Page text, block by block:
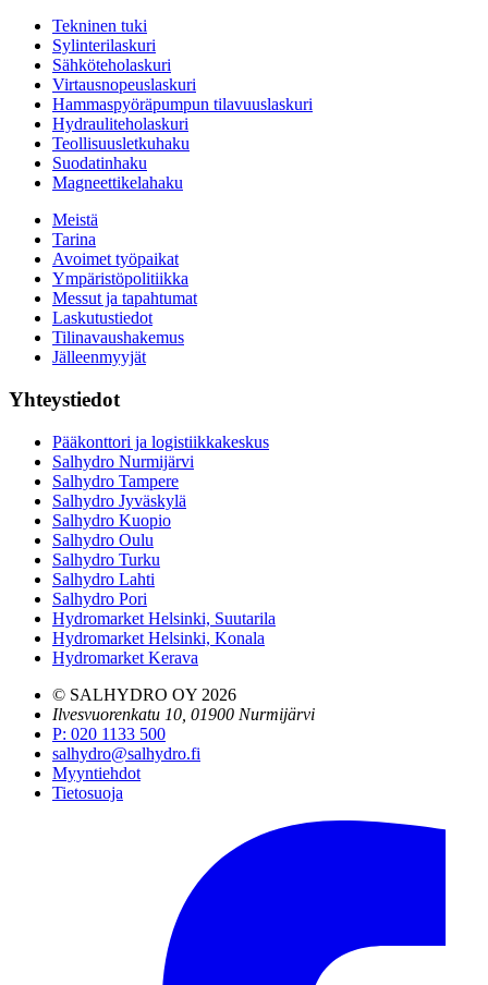
Tekninen tuki
Sylinterilaskuri
Sähköteholaskuri
Virtausnopeuslaskuri
Hammaspyöräpumpun tilavuuslaskuri
Hydrauliteholaskuri
Teollisuusletkuhaku
Suodatinhaku
Magneettikelahaku
Meistä
Tarina
Avoimet työpaikat
Ympäristöpolitiikka
Messut ja tapahtumat
Laskutustiedot
Tilinavaushakemus
Jälleenmyyjät
Yhteystiedot
Pääkonttori ja logistiikkakeskus
Salhydro Nurmijärvi
Salhydro Tampere
Salhydro Jyväskylä
Salhydro Kuopio
Salhydro Oulu
Salhydro Turku
Salhydro Lahti
Salhydro Pori
Hydromarket Helsinki, Suutarila
Hydromarket Helsinki, Konala
Hydromarket Kerava
© SALHYDRO OY 2026
Ilvesvuorenkatu 10, 01900 Nurmijärvi
P: 020 1133 500
salhydro@salhydro.fi
Myyntiehdot
Tietosuoja